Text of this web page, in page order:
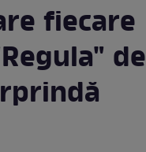
fiecare
de